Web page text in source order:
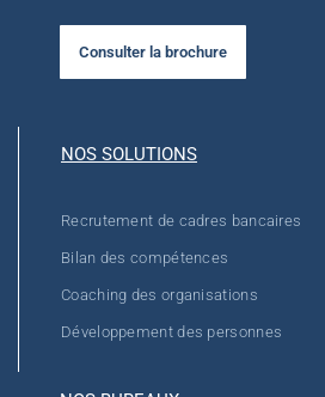
Consulter la brochure
NOS SOLUTIONS
Recrutement de cadres bancaires
Bilan des compétences
Coaching des organisations
Développement des personnes